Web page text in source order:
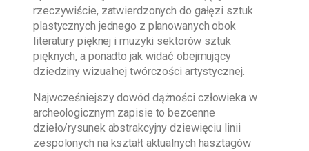
rzeczywiście, zatwierdzonych do gałęzi sztuk
plastycznych jednego z planowanych obok
literatury pięknej i muzyki sektorów sztuk
pięknych, a ponadto jak widać obejmujący
dziedziny wizualnej twórczości artystycznej.
Najwcześniejszy dowód dążności człowieka w
archeologicznym zapisie to bezcenne
dzieło/rysunek abstrakcyjny dziewięciu linii
zespolonych na kształt aktualnych hasztagów